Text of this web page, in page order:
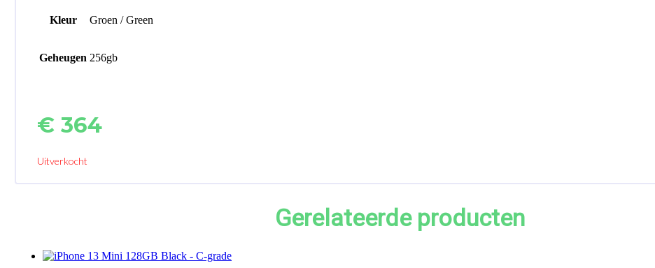
Kleur Groen / Green
Geheugen 256gb
€ 364
Uitverkocht
Gerelateerde producten